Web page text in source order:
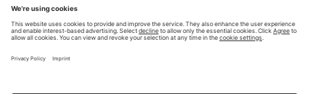
Facebook
Instagram
Pinterest
Blog
Flickr